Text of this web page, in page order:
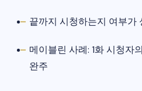
끝까지 시청하는지 여부가
메이블린 사례: 1화 시청자
완주